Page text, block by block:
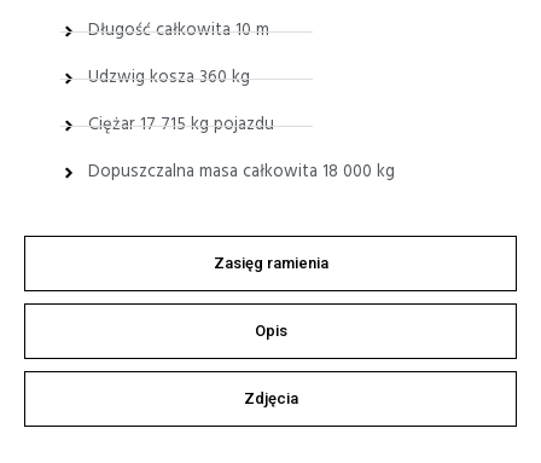
Zasięg ramienia
Opis
Zdjęcia
Długość całkowita 10 m
Udzwig kosza 360 kg
Ciężar 17 715 kg pojazdu
Dopuszczalna masa całkowita 18 000 kg